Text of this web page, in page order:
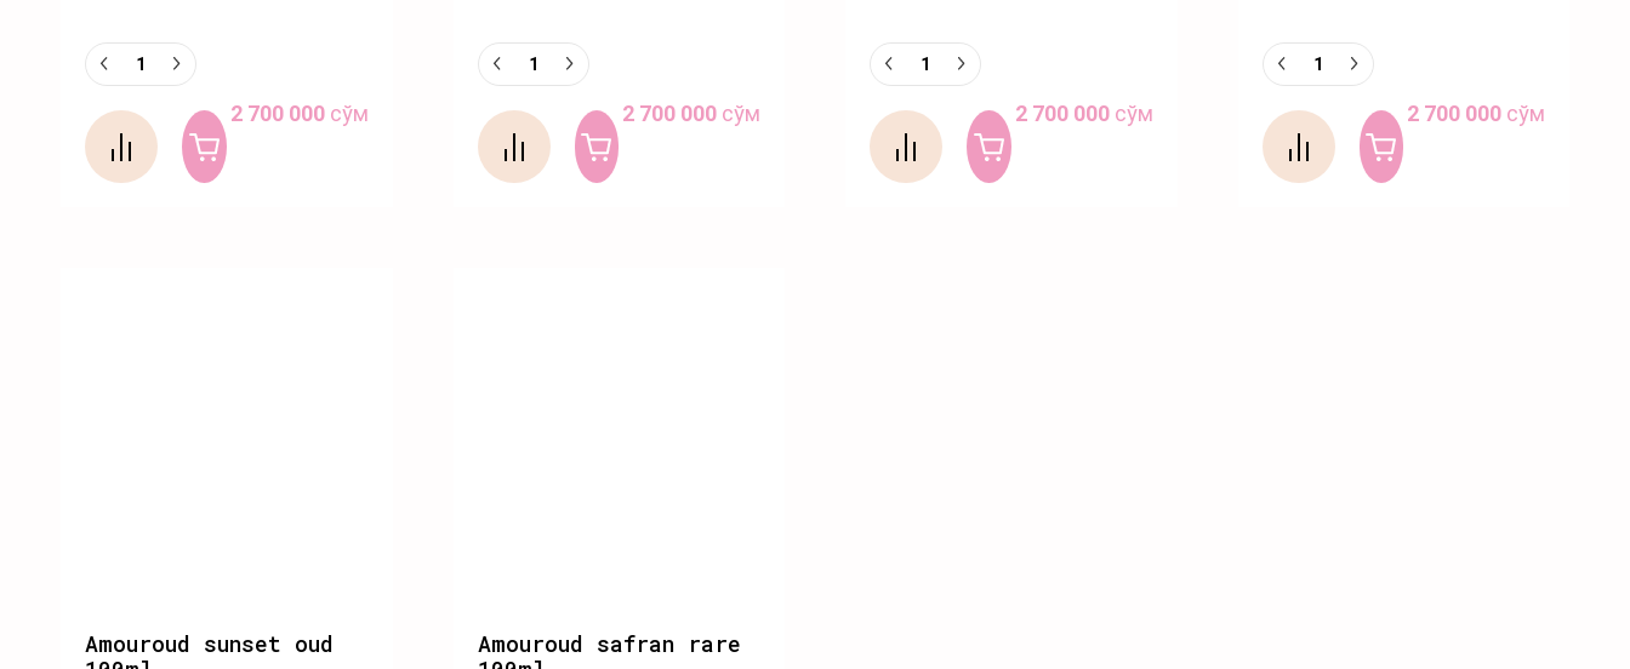
2 700 000сўм 2 700 000 сўм 2 700 000сўм 2 700 000 сўм
Купить
Amouroud sunset oud
Amouroud safran rare